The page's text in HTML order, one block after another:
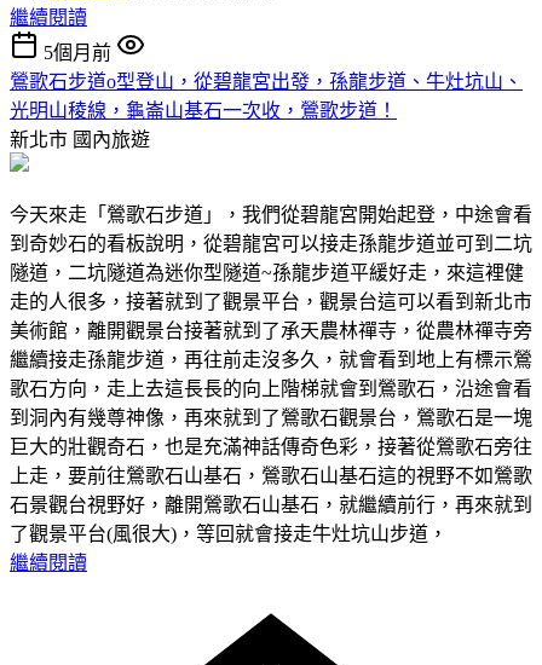
繼續閱讀
5個月前
鶯歌石步道o型登山，從碧龍宮出發，孫龍步道、牛灶坑山、
光明山稜線，龜崙山基石一次收，鶯歌步道！
新北市 國內旅遊
今天來走「鶯歌石步道」，我們從碧龍宮開始起登，中途會看
到奇妙石的看板說明，從碧龍宮可以接走孫龍步道並可到二坑
隧道，二坑隧道為迷你型隧道~孫龍步道平緩好走，來這裡健
走的人很多，接著就到了觀景平台，觀景台這可以看到新北市
美術館，離開觀景台接著就到了承天農林禪寺，從農林禪寺旁
繼續接走孫龍步道，再往前走沒多久，就會看到地上有標示鶯
歌石方向，走上去這長長的向上階梯就會到鶯歌石，沿途會看
到洞內有幾尊神像，再來就到了鶯歌石觀景台，鶯歌石是一塊
巨大的壯觀奇石，也是充滿神話傳奇色彩，接著從鶯歌石旁往
上走，要前往鶯歌石山基石，鶯歌石山基石這的視野不如鶯歌
石景觀台視野好，離開鶯歌石山基石，就繼續前行，再來就到
了觀景平台(風很大)，等回就會接走牛灶坑山步道，
繼續閱讀